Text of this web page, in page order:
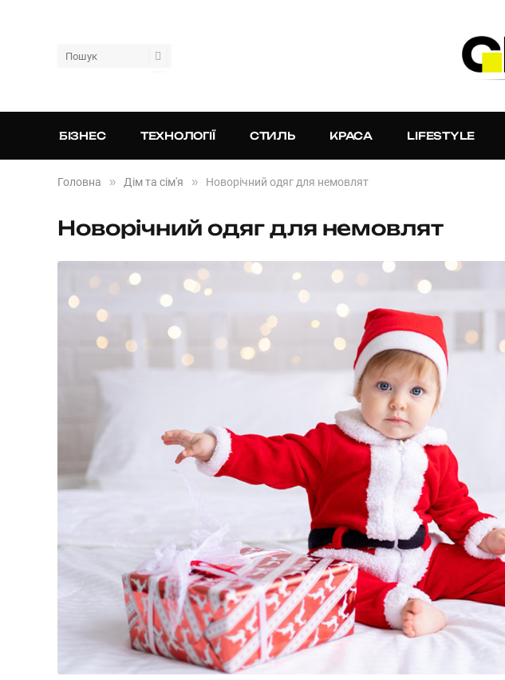
БІЗНЕС ТЕХНОЛОГІЇ СТИЛЬ КРАСА LIFESTYLE
Головна » Дім та сім'я » Новорічний одяг для немовлят
Новорічний одяг для немовлят